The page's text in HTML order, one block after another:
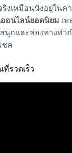
ริงเหมือนนั่งอยู่ในค
อนไลน์ยอดนิยม เ
นุกและช่องทางทำ
ชค
ที่รวดเร็ว